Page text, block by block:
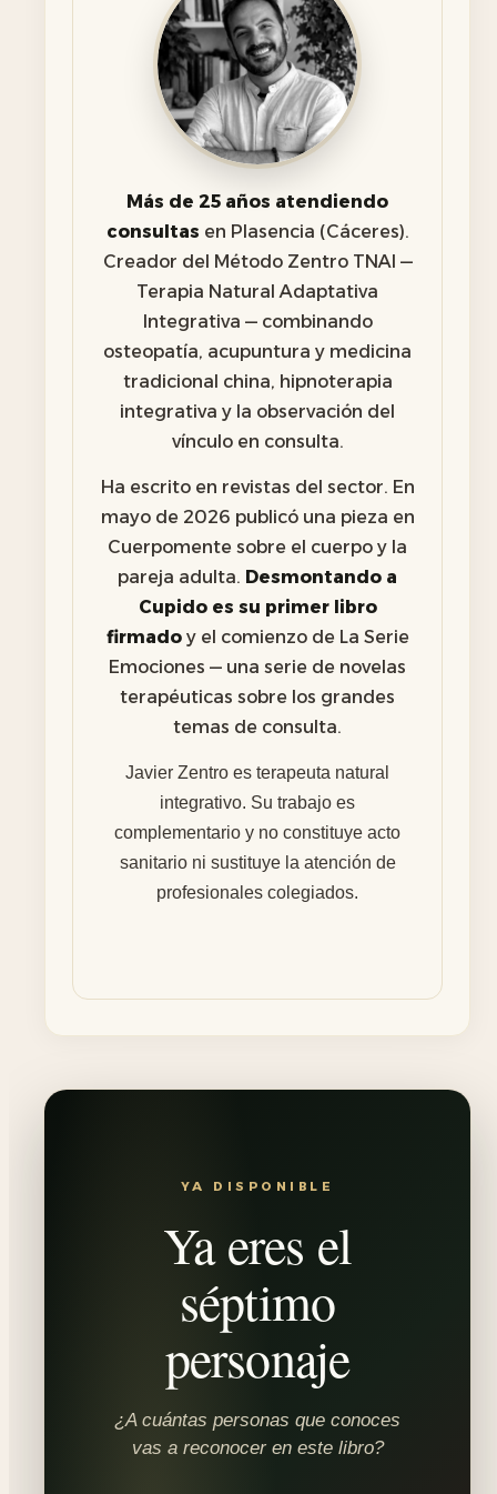
Más de 25 años atendiendo
consultas en Plasencia (Cáceres).
Creador del Método Zentro TNAI —
Terapia Natural Adaptativa
Integrativa — combinando
osteopatía, acupuntura y medicina
tradicional china, hipnoterapia
integrativa y la observación del
vínculo en consulta.
Ha escrito en revistas del sector. En
mayo de 2026 publicó una pieza en
Cuerpomente sobre el cuerpo y la
pareja adulta. Desmontando a
Cupido es su primer libro
firmadoy el comienzo de La Serie
Emociones — una serie de novelas
terapéuticas sobre los grandes
temas de consulta.
Javier Zentro es terapeuta natural
integrativo. Su trabajo es
complementario y no constituye acto
sanitario ni sustituye la atención de
profesionales colegiados.
YA DISPONIBLE
Ya eres el
séptimo
personaje
¿A cuántas personas que conoces
vas a reconocer en este libro?